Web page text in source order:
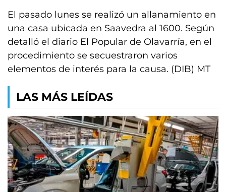
El pasado lunes se realizó un allanamiento en
una casa ubicada en Saavedra al 1600. Según
detalló el diario El Popular de Olavarría, en el
procedimiento se secuestraron varios
elementos de interés para la causa. (DIB) MT
LAS MÁS LEÍDAS